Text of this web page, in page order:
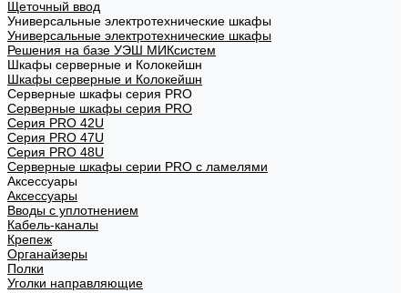
Щеточный ввод
Универсальные электротехнические шкафы
Универсальные электротехнические шкафы
Решения на базе УЭШ МИКсистем
Шкафы серверные и Колокейшн
Шкафы серверные и Колокейшн
Серверные шкафы серия PRO
Серверные шкафы серия PRO
Серия PRO 42U
Серия PRO 47U
Серия PRO 48U
Серверные шкафы серии PRO с ламелями
Аксессуары
Аксессуары
Вводы с уплотнением
Кабель-каналы
Крепеж
Органайзеры
Полки
Уголки направляющие